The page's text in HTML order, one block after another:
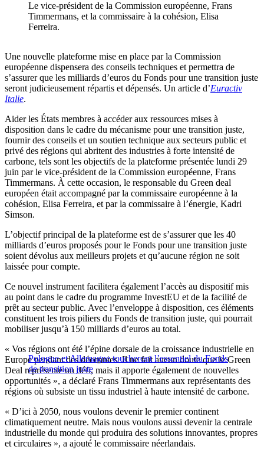
Le vice-président de la Commission européenne, Frans
Timmermans, et la commissaire à la cohésion, Elisa
Ferreira.
Une nouvelle plateforme mise en place par la Commission
européenne dispensera des conseils techniques et permettra de
s’assurer que les milliards d’euros du Fonds pour une transition juste
seront judicieusement répartis et dépensés. Un article d’Euractiv
Italie.
Aider les États membres à accéder aux ressources mises à
disposition dans le cadre du mécanisme pour une transition juste,
fournir des conseils et un soutien technique aux secteurs public et
privé des régions qui abritent des industries à forte intensité de
carbone, tels sont les objectifs de la plateforme présentée lundi 29
juin par le vice-président de la Commission européenne, Frans
Timmermans. À cette occasion, le responsable du Green deal
européen était accompagné par la commissaire européenne à la
cohésion, Elisa Ferreira, et par la commissaire à l’énergie, Kadri
Simson.
L’objectif principal de la plateforme est de s’assurer que les 40
milliards d’euros proposés pour le Fonds pour une transition juste
soient dévolus aux meilleurs projets et qu’aucune région ne soit
laissée pour compte.
Ce nouvel instrument facilitera également l’accès au dispositif mis
au point dans le cadre du programme InvestEU et de la facilité de
prêt au secteur public. Avec l’enveloppe à disposition, ces éléments
constituent les trois piliers du Fonds de transition juste, qui pourrait
mobiliser jusqu’à 150 milliards d’euros au total.
Pologne et Allemagne toucheront l’essentiel du Fonds
de transition juste
« Vos régions ont été l’épine dorsale de la croissance industrielle en
Europe pendant des décennies. Il ne fait aucun doute que le Green
Deal représente un défi, mais il apporte également de nouvelles
opportunités », a déclaré Frans Timmermans aux représentants des
régions où subsiste un tissu industriel à haute intensité de carbone.
« D’ici à 2050, nous voulons devenir le premier continent
climatiquement neutre. Mais nous voulons aussi devenir la centrale
industrielle du monde qui produira des solutions innovantes, propres
et circulaires », a ajouté le commissaire néerlandais.